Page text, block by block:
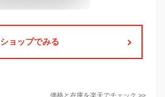
ショップでみる
価格と在庫を楽天でチェック >>